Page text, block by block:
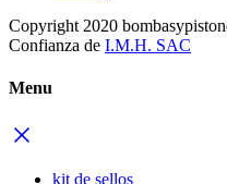
Copyright 2020
Confianza de I.M.H. SAC
Menu
kit de sellos